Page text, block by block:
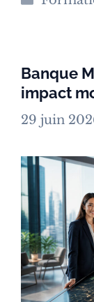
Banque
impact
29 juin